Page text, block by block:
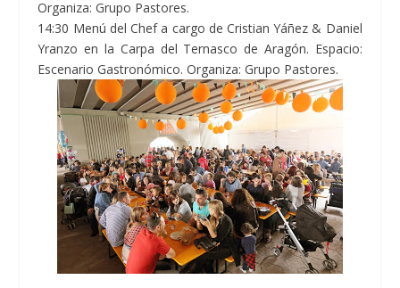
Organiza: Grupo Pastores.
14:30 Menú del Chef a cargo de Cristian Yáñez & Daniel
Yranzo en la Carpa del Ternasco de Aragón. Espacio:
Escenario Gastronómico. Organiza: Grupo Pastores.